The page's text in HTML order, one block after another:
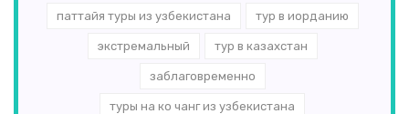
паттайя туры из узбекистана тур в иорданию
экстремальный тур в казахстан
заблаговременно
туры на ко чанг из узбекистана